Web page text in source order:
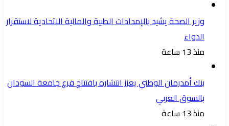
وزير الصحة يشيد بالإمدادات الطبية والمالية الاتحادية لاستقرار
الدواء
منذ 13 ساعة
بنك أمدرمان الوطني يعزز انتشاره بافتتاح فرع جامعة السودان
بالسوق العربي
منذ 13 ساعة